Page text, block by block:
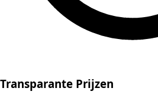
Transparante Prijzen